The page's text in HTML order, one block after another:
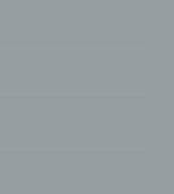
zwecks